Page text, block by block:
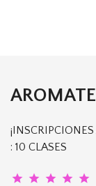
: 10 CLASES
star star star star star